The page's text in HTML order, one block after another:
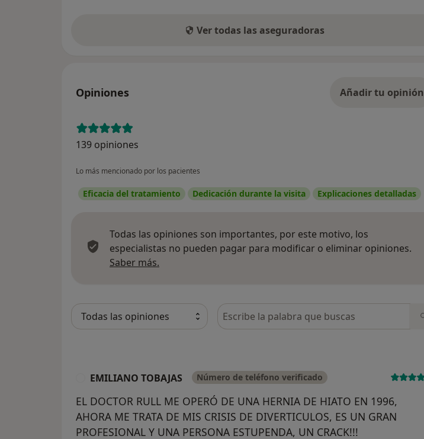
Ver todas las aseguradoras
Opiniones Añadir tu opinión
139 opiniones
Lo más mencionado por los pacientes
Eficacia del tratamiento Dedicación durante la visita Explicaciones detalladas
Todas las opiniones son importantes, por este motivo, los
especialistas no pueden pagar para modificar o eliminar opiniones.
Saber más.
Busca en opiniones
EMILIANO TOBAJAS Número de teléfono verificado
EL DOCTOR RULL ME OPERÓ DE UNA HERNIA DE HIATO EN 1996,
AHORA ME TRATA DE MIS CRISIS DE DIVERTICULOS, ES UN GRAN
PROFESIONAL Y UNA PERSONA ESTUPENDA, UN CRACK!!!